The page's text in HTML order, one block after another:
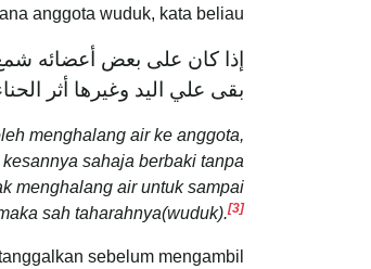
anggota wuduk, kata beliau:
إذا كان على بعض أعضائه
بقى علي اليد وغيرها أثر
menghalang air ke anggota,
sahaja berbaki tanpa
menghalang air untuk sampai
sah taharahnya(wuduk).[3]
sebelum mengambil